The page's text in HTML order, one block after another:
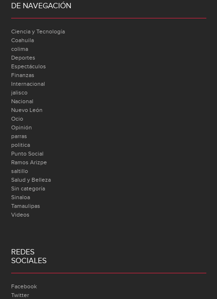
DE NAVEGACIÓN
Ciencia y Tecnología
Coahuila
colima
Deportes
Espectáculos
Finanzas
Internacional
jalisco
Nacional
Nuevo León
Ocio
Opinión
parras
politica
Punto Social
Ramos Arizpe
saltillo
Salud y Belleza
Sin categoría
Sinaloa
Tamaulipas
Videos
REDES
SOCIALES
Facebook
Twitter